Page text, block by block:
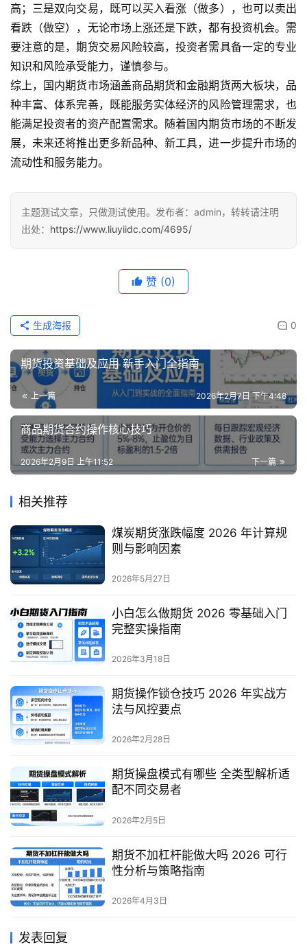
黄
金
期
货
高；三是双向交易，既可以买入看涨（做多），也可以卖出
看跌（做空），无论市场上涨还是下跌，都有投资机会。需
要注意的是，期货交易风险较高，投资者需具备一定的专业
知识和风险承受能力，谨慎参与。
综上，国内期货市场涵盖商品期货和金融期货两大板块，品
种丰富、体系完善，既能服务实体经济的风险管理需求，也
能满足投资者的资产配置需求。随着国内期货市场的不断发
展，未来还将推出更多新品种、新工具，进一步提升市场的
流动性和服务能力。
主题测试文章，只做测试使用。发布者：admin，转转请注明
出处： https://www.liuyiidc.com/4695/
赞 (0)
0
生成海报
期货投资基础及应用 新手入门全指南
上一篇 2026年2月7日 下午4:48
商品期货合约操作核心技巧
下一篇
2026年2月9日 上午11:52
相关推荐
煤炭期货涨跌幅度 2026 年计算规
则与影响因素
2026年5月27日
小白怎么做期货 2026 零基础入门
完整实操指南
2026年3月18日
期货操作锁仓技巧 2026 年实战方
法与风控要点
2026年2月28日
期货操盘模式有哪些 全类型解析适
配不同交易者
2026年2月5日
期货不加杠杆能做大吗 2026 可行
性分析与策略指南
2026年4月3日
发表回复